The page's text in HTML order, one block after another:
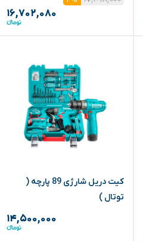
۱۶,۷۰۲,۰۸۰
کیت دریل شارژی 89 پارچه (
توتال )
۱۴,۵۰۰,۰۰۰